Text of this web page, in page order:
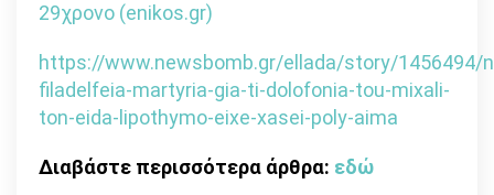
29χρονο (enikos.gr)
https://www.newsbomb.gr/ellada/story/1456494/
filadelfeia-martyria-gia-ti-dolofonia-tou-mixali-
ton-eida-lipothymo-eixe-xasei-poly-aima
Διαβάστε περισσότερα άρθρα: εδώ